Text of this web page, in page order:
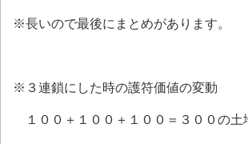
※長いので最後にまとめがあります。
※３連鎖にした時の護符価値の変動
１００＋１００＋１００＝３００の土